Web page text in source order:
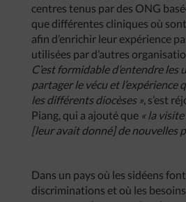
centres tenus par des ONG
que différentes cliniques où
afin d’enrichir leur expérience
utilisées par d’autres
C’est formidable d’entendre les
partager le vécu et l’expérience
les différents diocèses », s’est
Piang, qui a ajouté que « la
[leur avait donné] de nouvelles
Dans un pays où les sidéens
discriminations et où les